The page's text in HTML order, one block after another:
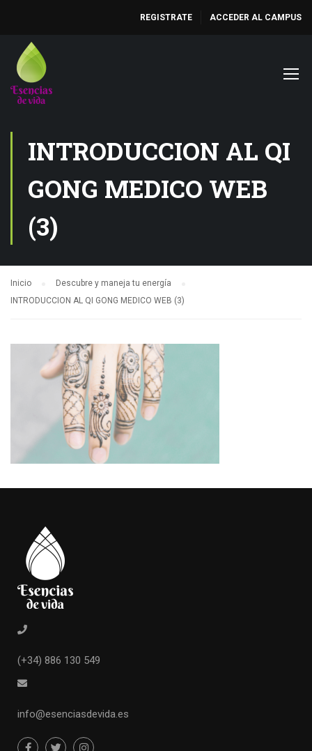
REGISTRATE ACCEDER AL CAMPUS
INTRODUCCION AL QI
GONG MEDICO WEB
(3)
Inicio
Descubre y maneja tu energía
INTRODUCCION AL QI GONG MEDICO WEB (3)
(+34) 886 130 549
info@esenciasdevida.es